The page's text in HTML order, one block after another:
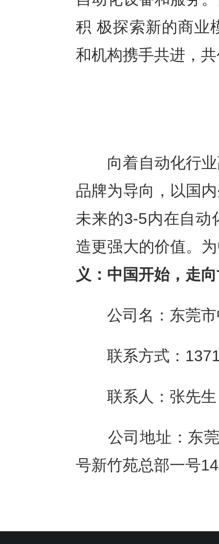
积 极探索新的商业
和机构携手共进，
向着自动化行业
品牌为导向，以国
未来的3-5内在自动
造更强大的价值。
义：中国开始，走
公司名：东莞市
联系方式：
联系人：张先生
公司地址：东莞
号新竹苑总部一号